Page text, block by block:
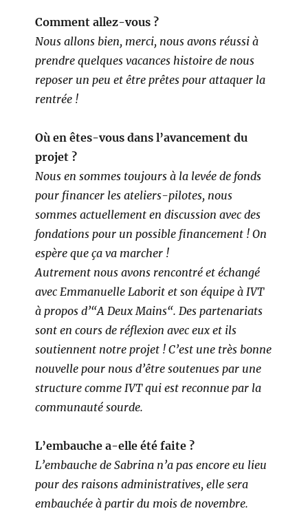
Comment allez-vous ?
Nous allons bien, merci, nous avons réussi à
prendre quelques vacances histoire de nous
reposer un peu et être prêtes pour attaquer la
rentrée !
Où en êtes-vous dans l’avancement du
projet ?
Nous en sommes toujours à la levée de fonds
pour financer les ateliers-pilotes, nous
sommes actuellement en discussion avec des
fondations pour un possible financement ! On
espère que ça va marcher !
Autrement nous avons rencontré et échangé
avec Emmanuelle Laborit et son équipe à IVT
à propos d’“A Deux Mains“. Des partenariats
sont en cours de réflexion avec eux et ils
soutiennent notre projet !C’est une très bonne
nouvelle pour nous d’être soutenues par une
structure comme IVT qui est reconnue par la
communauté sourde.
L’embauche a-elle été faite ?
L’embauche de Sabrina n’a pas encore eu lieu
pour des raisons administratives, elle sera
embauchée à partir du mois de novembre.